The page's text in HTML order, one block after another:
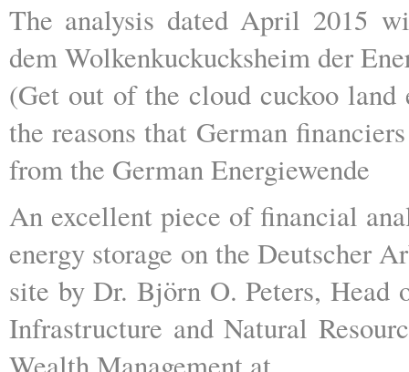
The analysis dated April 2015
dem Wolkenkuckucksheim der
(Get out of the cloud cuckoo
the reasons that German
from the German Energiewende
An excellent piece of financial
energy storage on the Deutscher
site by Dr. Björn O. Peters, Head
Infrastructure and Natural